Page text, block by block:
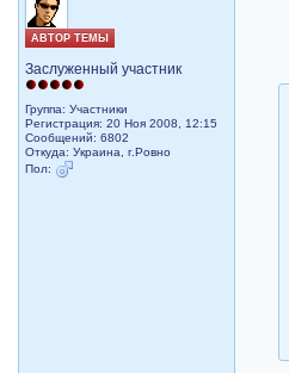
АВТОР ТЕМЫ
Заслуженный участник
Группа: Участники
Регистрация: 20 Ноя 2008, 12:15
Сообщений: 6802
Откуда: Украина, г.Ровно
Пол: